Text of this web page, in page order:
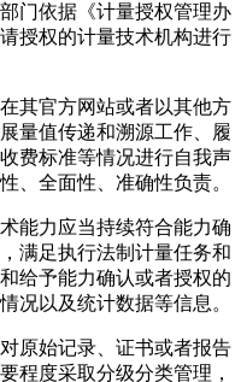
门依据《计量授权管理办
授权的计量技术机构进行
其官方网站或者以其他方
量值传递和溯源工作、履
费标准等情况进行自我声
、全面性、准确性负责。
能力应当持续符合能力确
满足执行法制计量任务和
给予能力确认或者授权的
况以及统计数据等信息。
原始记录、证书或者报告
程度采取分级分类管理，